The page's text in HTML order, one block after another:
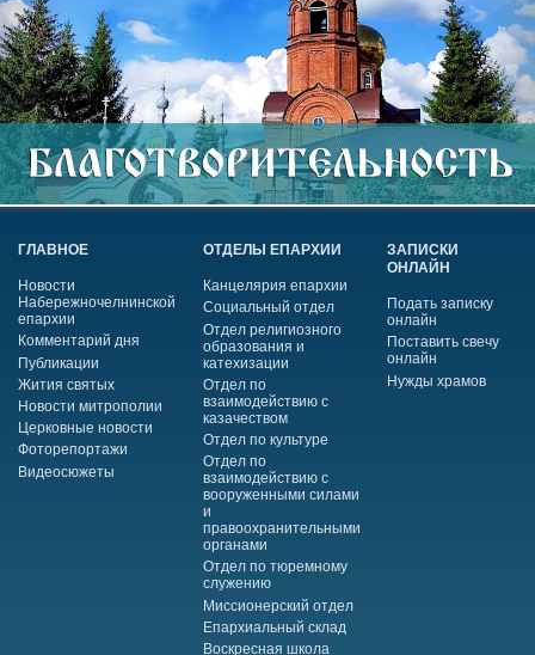
ГЛАВНОЕ
Новости
Набережночелнинской
епархии
Комментарий дня
Публикации
Жития святых
Новости митрополии
Церковные новости
Фоторепортажи
Видеосюжеты
ОТДЕЛЫ ЕПАРХИИ
Канцелярия епархии
Социальный отдел
Отдел религиозного
образования и
катехизации
Отдел по
взаимодействию с
казачеством
Отдел по культуре
Отдел по
взаимодействию с
вооруженными силами
и
правоохранительными
органами
Отдел по тюремному
служению
Миссионерский отдел
Епархиальный склад
Воскресная школа
ЗАПИСКИ
ОНЛАЙН
Подать записку
онлайн
Поставить свечу
онлайн
Нужды храмов